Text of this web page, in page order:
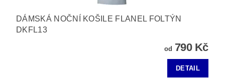
DÁMSKÁ NOČNÍ KOŠILE FLANEL FOLTÝN
DKFL13
od 790 Kč
DETAIL